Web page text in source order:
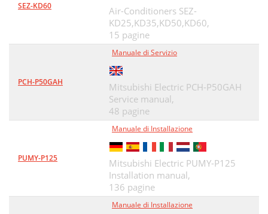
SEZ-KD60
Air-Conditioners SEZ-
KD25,KD35,KD50,KD60,
15 pagine
PCH-P50GAH
Manuale di Servizio
Mitsubishi Electric PCH-P50GAH
Service manual,
48 pagine
PUMY-P125
Manuale di Installazione
Mitsubishi Electric PUMY-P125
Installation manual,
136 pagine
Manuale di Installazione